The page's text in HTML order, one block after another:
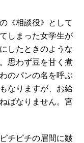
《相談役》として
しまった女学生が
したときのような
思わず豆を甘く煮
のパンの名を呼ぶ
なりますが、お給
ばなりません。宮
チピチの眉間に皺